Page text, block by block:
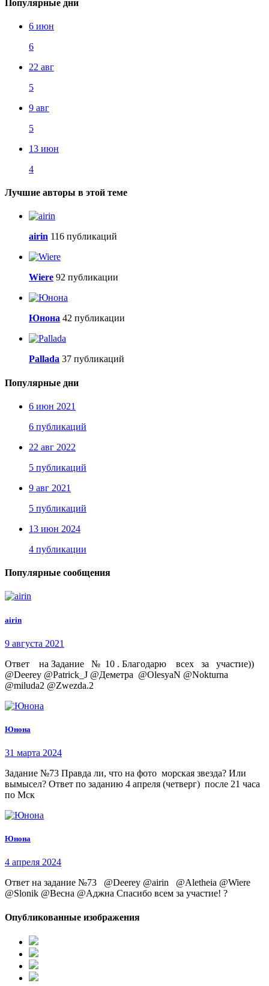
Популярные дни
6 июн
6
22 авг
5
9 авг
5
13 июн
4
Лучшие авторы в этой теме
airin 116 публикаций
Wiere 92 публикации
Юнона 42 публикации
Pallada 37 публикаций
Популярные дни
6 июн 2021
6 публикаций
22 авг 2022
5 публикаций
9 авг 2021
5 публикаций
13 июн 2024
4 публикации
Популярные сообщения
airin
9 августа 2021
Ответ на Задание № 10 . Благодарю всех за участие))
@Deerey @Patrick_J @Деметра @OlesyaN @Nokturna
@miluda2 @Zwezda.2
Юнона
31 марта 2024
Задание №73 Правда ли, что на фото морская звезда? Или
вымысел? Ответ по заданию 4 апреля (четверг) после 21 часа
по Мск
Юнона
4 апреля 2024
Ответ на задание №73 @Deerey @airin @Aletheia @Wiere
@Slonik @Весна @Аджна Спасибо всем за участие! ?
Опубликованные изображения